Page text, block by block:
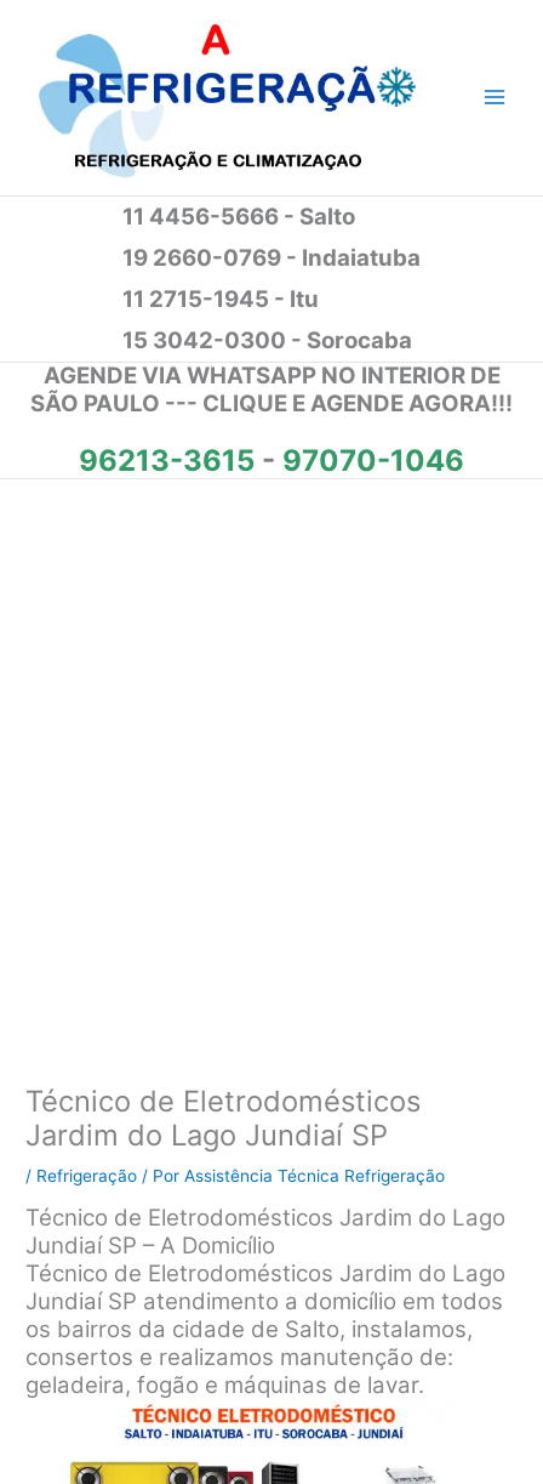
conteúdo
11 4456-5666 - Salto
19 2660-0769 - Indaiatuba
11 2715-1945 - Itu
15 3042-0300 - Sorocaba
AGENDE VIA WHATSAPP NO INTERIOR DE
SÃO PAULO --- CLIQUE E AGENDE AGORA!!!
96213-3615 - 97070-1046
Técnico de Eletrodomésticos
Jardim do Lago Jundiaí SP
/ Refrigeração / PorAssistência Técnica Refrigeração
Técnico de Eletrodomésticos Jardim do Lago
Jundiaí SP – A Domicílio
Técnico de Eletrodomésticos Jardim do Lago
Jundiaí SP atendimento a domicílio em todos
os bairros da cidade de Salto, instalamos,
consertos e realizamos manutenção de:
geladeira, fogão e máquinas de lavar.